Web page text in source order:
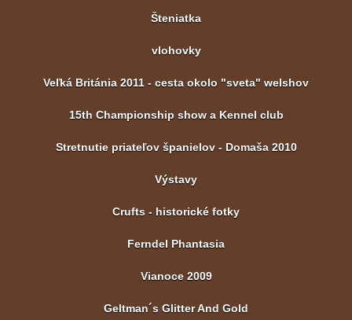
Šteniatka
vlohovky
Veľká Británia 2011 - cesta okolo "sveta" welshov
15th Championship show a Kennel club
Stretnutie priateľov španielov - Domaša 2010
Výstavy
Crufts - historické fotky
Ferndel Phantasia
Vianoce 2009
Geltman´s Glitter And Gold